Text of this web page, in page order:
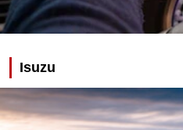
Isuzu